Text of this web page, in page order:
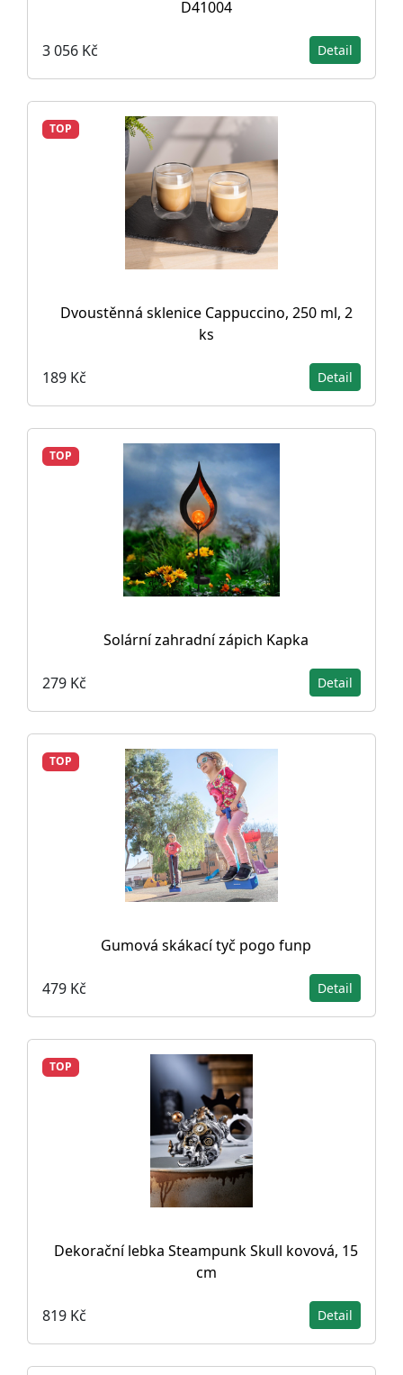
D41004
3 056 Kč Detail
TOP
Dvoustěnná sklenice Cappuccino, 250 ml, 2
ks
189 Kč Detail
TOP
Solární zahradní zápich Kapka
279 Kč Detail
TOP
Gumová skákací tyč pogo funp
479 Kč Detail
TOP
Dekorační lebka Steampunk Skull kovová, 15
cm
819 Kč Detail